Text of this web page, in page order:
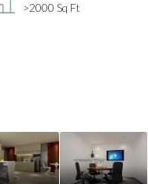
>2000 Sq Ft